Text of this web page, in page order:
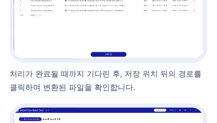
처리가 완료될 때까지 기다린 후, 저장 위치 뒤의 경로를
클릭하여 변환된 파일을 확인합니다.